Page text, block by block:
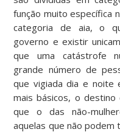
função muito específica
categoria de aia, o
governo e existir
que uma catástrofe
grande número de
que vigiada dia e noite
mais básicos, o destino
que o das não-
aquelas que não podem